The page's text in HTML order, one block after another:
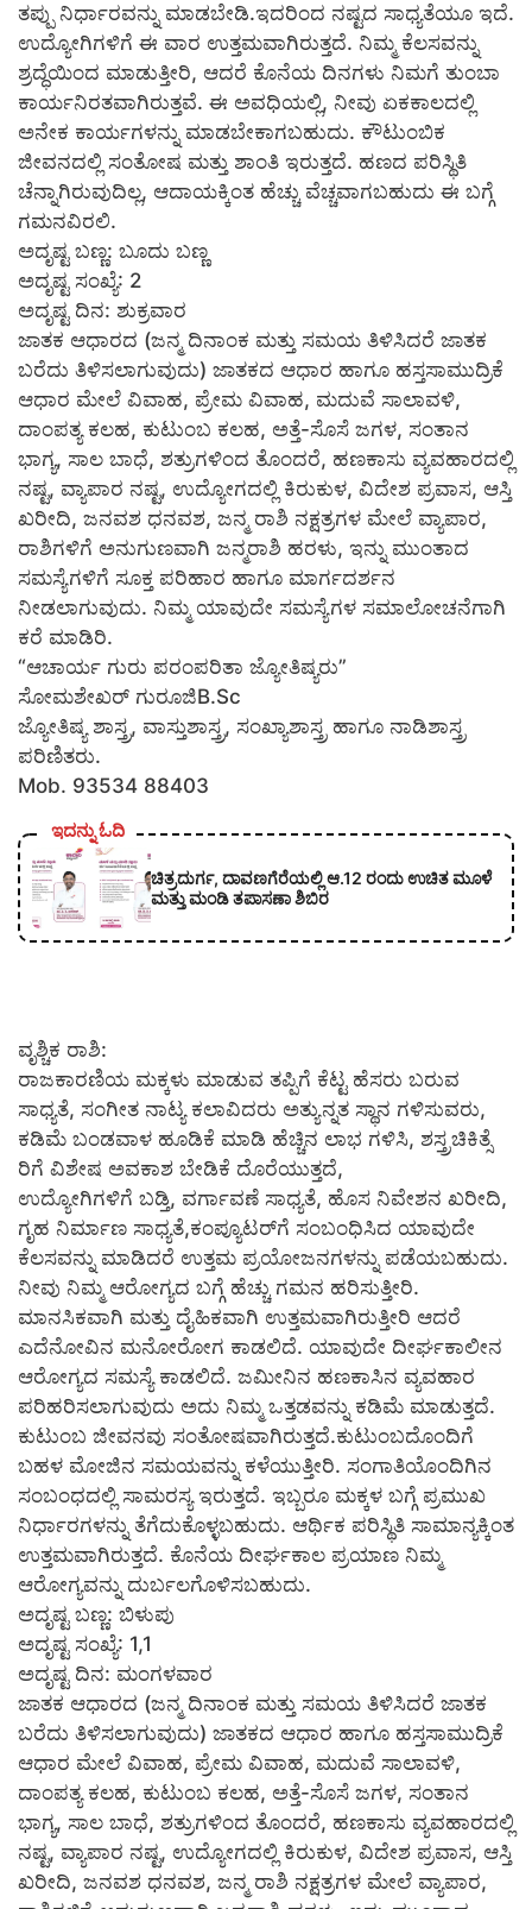
ತಪ್ಪು ನಿರ್ಧಾರವನ್ನು ಮಾಡಬೇಡಿ.ಇದರಿಂದ ನಷ್ಟದ ಸಾಧ್ಯತೆಯೂ ಇದೆ.
ಉದ್ಯೋಗಿಗಳಿಗೆ ಈ ವಾರ ಉತ್ತಮವಾಗಿರುತ್ತದೆ. ನಿಮ್ಮ ಕೆಲಸವನ್ನು
ಶ್ರದ್ಧೆಯಿಂದ ಮಾಡುತ್ತೀರಿ, ಆದರೆ ಕೊನೆಯ ದಿನಗಳು ನಿಮಗೆ ತುಂಬಾ
ಕಾರ್ಯನಿರತವಾಗಿರುತ್ತವೆ. ಈ ಅವಧಿಯಲ್ಲಿ, ನೀವು ಏಕಕಾಲದಲ್ಲಿ
ಅನೇಕ ಕಾರ್ಯಗಳನ್ನು ಮಾಡಬೇಕಾಗಬಹುದು. ಕೌಟುಂಬಿಕ
ಜೀವನದಲ್ಲಿ ಸಂತೋಷ ಮತ್ತು ಶಾಂತಿ ಇರುತ್ತದೆ. ಹಣದ ಪರಿಸ್ಥಿತಿ
ಚೆನ್ನಾಗಿರುವುದಿಲ್ಲ, ಆದಾಯಕ್ಕಿಂತ ಹೆಚ್ಚು ವೆಚ್ಚವಾಗಬಹುದು ಈ ಬಗ್ಗೆ
ಗಮನವಿರಲಿ.
ಅದೃಷ್ಟ ಬಣ್ಣ: ಬೂದು ಬಣ್ಣ
ಅದೃಷ್ಟ ಸಂಖ್ಯೆ: 2
ಅದೃಷ್ಟ ದಿನ: ಶುಕ್ರವಾರ
ಜಾತಕ ಆಧಾರದ (ಜನ್ಮ ದಿನಾಂಕ ಮತ್ತು ಸಮಯ ತಿಳಿಸಿದರೆ ಜಾತಕ
ಬರೆದು ತಿಳಿಸಲಾಗುವುದು) ಜಾತಕದ ಆಧಾರ ಹಾಗೂ ಹಸ್ತಸಾಮುದ್ರಿಕೆ
ಆಧಾರ ಮೇಲೆ ವಿವಾಹ, ಪ್ರೇಮ ವಿವಾಹ, ಮದುವೆ ಸಾಲಾವಳಿ,
ದಾಂಪತ್ಯ ಕಲಹ, ಕುಟುಂಬ ಕಲಹ, ಅತ್ತೆ-ಸೊಸೆ ಜಗಳ, ಸಂತಾನ
ಭಾಗ್ಯ, ಸಾಲ ಬಾಧೆ, ಶತ್ರುಗಳಿಂದ ತೊಂದರೆ, ಹಣಕಾಸು ವ್ಯವಹಾರದಲ್ಲಿ
ನಷ್ಟ, ವ್ಯಾಪಾರ ನಷ್ಟ, ಉದ್ಯೋಗದಲ್ಲಿ ಕಿರುಕುಳ, ವಿದೇಶ ಪ್ರವಾಸ, ಆಸ್ತಿ
ಖರೀದಿ, ಜನವಶ ಧನವಶ, ಜನ್ಮ ರಾಶಿ ನಕ್ಷತ್ರಗಳ ಮೇಲೆ ವ್ಯಾಪಾರ,
ರಾಶಿಗಳಿಗೆ ಅನುಗುಣವಾಗಿ ಜನ್ಮರಾಶಿ ಹರಳು, ಇನ್ನು ಮುಂತಾದ
ಸಮಸ್ಯೆಗಳಿಗೆ ಸೂಕ್ತ ಪರಿಹಾರ ಹಾಗೂ ಮಾರ್ಗದರ್ಶನ
ನೀಡಲಾಗುವುದು. ನಿಮ್ಮ ಯಾವುದೇ ಸಮಸ್ಯೆಗಳ ಸಮಾಲೋಚನೆಗಾಗಿ
ಕರೆ ಮಾಡಿರಿ.
“ಆಚಾರ್ಯ ಗುರು ಪರಂಪರಿತಾ ಜ್ಯೋತಿಷ್ಯರು”
ಸೋಮಶೇಖರ್ ಗುರೂಜಿB.Sc
ಜ್ಯೋತಿಷ್ಯ ಶಾಸ್ತ್ರ, ವಾಸ್ತುಶಾಸ್ತ್ರ, ಸಂಖ್ಯಾಶಾಸ್ತ್ರ ಹಾಗೂ ನಾಡಿಶಾಸ್ತ್ರ
ಪರಿಣಿತರು.
Mob. 93534 88403
ಇದನ್ನು ಓದಿ
ಚಿತ್ರದುರ್ಗ, ದಾವಣಗೆರೆಯಲ್ಲಿ ಆ.12 ರಂದು ಉಚಿತ ಮೂಳೆ
ಮತ್ತು ಮಂಡಿ ತಪಾಸಣಾ ಶಿಬಿರ
ವೃಶ್ಚಿಕ ರಾಶಿ:
ರಾಜಕಾರಣಿಯ ಮಕ್ಕಳು ಮಾಡುವ ತಪ್ಪಿಗೆ ಕೆಟ್ಟ ಹೆಸರು ಬರುವ
ಸಾಧ್ಯತೆ, ಸಂಗೀತ ನಾಟ್ಯ ಕಲಾವಿದರು ಅತ್ಯುನ್ನತ ಸ್ಥಾನ ಗಳಿಸುವರು,
ಕಡಿಮೆ ಬಂಡವಾಳ ಹೂಡಿಕೆ ಮಾಡಿ ಹೆಚ್ಚಿನ ಲಾಭ ಗಳಿಸಿ, ಶಸ್ತ್ರಚಿಕಿತ್ಸೆ
ರಿಗೆ ವಿಶೇಷ ಅವಕಾಶ ಬೇಡಿಕೆ ದೊರೆಯುತ್ತದೆ,
ಉದ್ಯೋಗಿಗಳಿಗೆ ಬಡ್ತಿ, ವರ್ಗಾವಣೆ ಸಾಧ್ಯತೆ, ಹೊಸ ನಿವೇಶನ ಖರೀದಿ,
ಗೃಹ ನಿರ್ಮಾಣ ಸಾಧ್ಯತೆ,ಕಂಪ್ಯೂಟರ್‌ಗೆ ಸಂಬಂಧಿಸಿದ ಯಾವುದೇ
ಕೆಲಸವನ್ನು ಮಾಡಿದರೆ ಉತ್ತಮ ಪ್ರಯೋಜನಗಳನ್ನು ಪಡೆಯಬಹುದು.
ನೀವು ನಿಮ್ಮ ಆರೋಗ್ಯದ ಬಗ್ಗೆ ಹೆಚ್ಚು ಗಮನ ಹರಿಸುತ್ತೀರಿ.
ಮಾನಸಿಕವಾಗಿ ಮತ್ತು ದೈಹಿಕವಾಗಿ ಉತ್ತಮವಾಗಿರುತ್ತೀರಿ ಆದರೆ
ಎದೆನೋವಿನ ಮನೋರೋಗ ಕಾಡಲಿದೆ. ಯಾವುದೇ ದೀರ್ಘಕಾಲೀನ
ಆರೋಗ್ಯದ ಸಮಸ್ಯೆ ಕಾಡಲಿದೆ. ಜಮೀನಿನ ಹಣಕಾಸಿನ ವ್ಯವಹಾರ
ಪರಿಹರಿಸಲಾಗುವುದು ಅದು ನಿಮ್ಮ ಒತ್ತಡವನ್ನು ಕಡಿಮೆ ಮಾಡುತ್ತದೆ.
ಕುಟುಂಬ ಜೀವನವು ಸಂತೋಷವಾಗಿರುತ್ತದೆ.ಕುಟುಂಬದೊಂದಿಗೆ
ಬಹಳ ಮೋಜಿನ ಸಮಯವನ್ನು ಕಳೆಯುತ್ತೀರಿ. ಸಂಗಾತಿಯೊಂದಿಗಿನ
ಸಂಬಂಧದಲ್ಲಿ ಸಾಮರಸ್ಯ ಇರುತ್ತದೆ. ಇಬ್ಬರೂ ಮಕ್ಕಳ ಬಗ್ಗೆ ಪ್ರಮುಖ
ನಿರ್ಧಾರಗಳನ್ನು ತೆಗೆದುಕೊಳ್ಳಬಹುದು. ಆರ್ಥಿಕ ಪರಿಸ್ಥಿತಿ ಸಾಮಾನ್ಯಕ್ಕಿಂತ
ಉತ್ತಮವಾಗಿರುತ್ತದೆ. ಕೊನೆಯ ದೀರ್ಘಕಾಲ ಪ್ರಯಾಣ ನಿಮ್ಮ
ಆರೋಗ್ಯವನ್ನು ದುರ್ಬಲಗೊಳಿಸಬಹುದು.
ಅದೃಷ್ಟ ಬಣ್ಣ: ಬಿಳುಪು
ಅದೃಷ್ಟ ಸಂಖ್ಯೆ: 1,1
ಅದೃಷ್ಟ ದಿನ: ಮಂಗಳವಾರ
ಜಾತಕ ಆಧಾರದ (ಜನ್ಮ ದಿನಾಂಕ ಮತ್ತು ಸಮಯ ತಿಳಿಸಿದರೆ ಜಾತಕ
ಬರೆದು ತಿಳಿಸಲಾಗುವುದು) ಜಾತಕದ ಆಧಾರ ಹಾಗೂ ಹಸ್ತಸಾಮುದ್ರಿಕೆ
ಆಧಾರ ಮೇಲೆ ವಿವಾಹ, ಪ್ರೇಮ ವಿವಾಹ, ಮದುವೆ ಸಾಲಾವಳಿ,
ದಾಂಪತ್ಯ ಕಲಹ, ಕುಟುಂಬ ಕಲಹ, ಅತ್ತೆ-ಸೊಸೆ ಜಗಳ, ಸಂತಾನ
ಭಾಗ್ಯ, ಸಾಲ ಬಾಧೆ, ಶತ್ರುಗಳಿಂದ ತೊಂದರೆ, ಹಣಕಾಸು ವ್ಯವಹಾರದಲ್ಲಿ
ನಷ್ಟ, ವ್ಯಾಪಾರ ನಷ್ಟ, ಉದ್ಯೋಗದಲ್ಲಿ ಕಿರುಕುಳ, ವಿದೇಶ ಪ್ರವಾಸ, ಆಸ್ತಿ
ಖರೀದಿ, ಜನವಶ ಧನವಶ, ಜನ್ಮ ರಾಶಿ ನಕ್ಷತ್ರಗಳ ಮೇಲೆ ವ್ಯಾಪಾರ,